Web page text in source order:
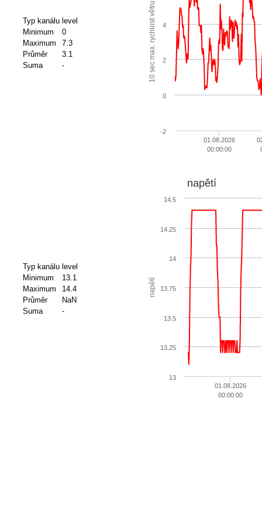
Typ kanálu level
Minimum
0
Maximum
7.3
Průměr
3.1
Suma
- 10 sec max. rychlost větru
01.08.2026
00:00:00
-2
0
2
4
Typ kanálu level
Minimum
13.1
Maximum
14.4
Průměr
NaN
Suma
-
napětí
napětí
01.08.2026
00:00:00
13
13.25
13.5
13.75
14
14.25
14.5